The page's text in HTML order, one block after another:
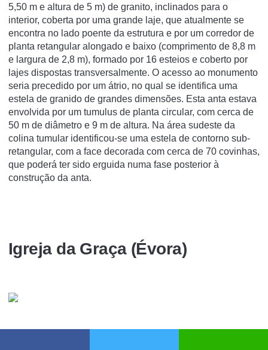
5,50 m e altura de 5 m) de granito, inclinados para o
interior, coberta por uma grande laje, que atualmente se
encontra no lado poente da estrutura e por um corredor de
planta retangular alongado e baixo (comprimento de 8,8 m
e largura de 2,8 m), formado por 16 esteios e coberto por
lajes dispostas transversalmente. O acesso ao monumento
seria precedido por um átrio, no qual se identifica uma
estela de granido de grandes dimensões. Esta anta estava
envolvida por um tumulus de planta circular, com cerca de
50 m de diâmetro e 9 m de altura. Na área sudeste da
colina tumular identificou-se uma estela de contorno sub-
retangular, com a face decorada com cerca de 70 covinhas,
que poderá ter sido erguida numa fase posterior à
construção da anta.
Igreja da Graça (Évora)